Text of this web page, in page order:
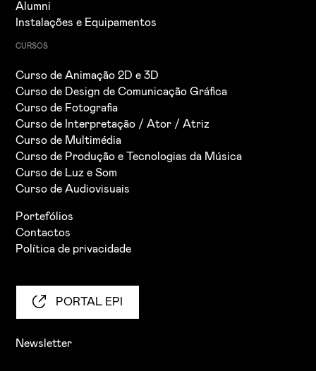
Alumni
Instalações e Equipamentos
CURSOS
Curso de Animação 2D e 3D
Curso de Design de Comunicação Gráfica
Curso de Fotografia
Curso de Interpretação / Ator / Atriz
Curso de Multimédia
Curso de Produção e Tecnologias da Música
Curso de Luz e Som
Curso de Audiovisuais
Portefólios
Contactos
Política de privacidade
PORTAL EPI
Newsletter